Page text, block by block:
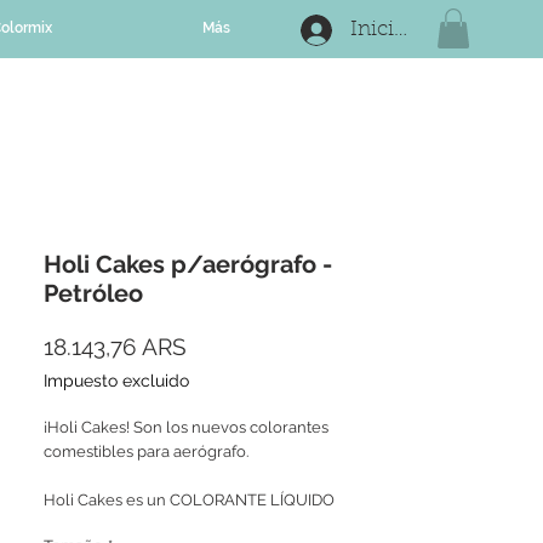
Iniciar sesión
Más
Holi Cakes p/aerógrafo -
Petróleo
18.143,76 ARS
Impuesto excluido
¡Holi Cakes! Son los nuevos colorantes
comestibles para aerógrafo.
Holi Cakes es un COLORANTE LÍQUIDO